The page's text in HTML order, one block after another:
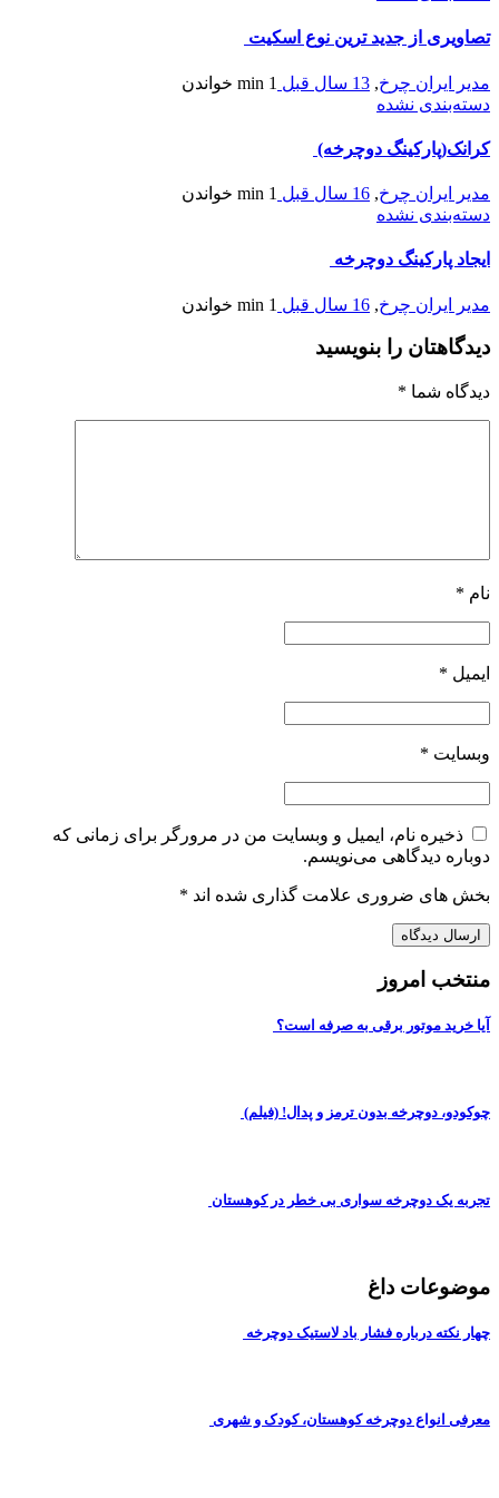
تصاویری از جدید ترین نوع اسکیت
مدیر ایران چرخ, 13 سال قبل 1 min
خواندن
دسته‌بندی نشده
کرانک(پارکینگ دوچرخه)
مدیر ایران چرخ, 16 سال قبل 1 min
خواندن
دسته‌بندی نشده
ایجاد پارکینگ دوچرخه
مدیر ایران چرخ, 16 سال قبل 1 min خواندن
دیدگاهتان را بنویسید
دیدگاه شما *
نام *
ایمیل *
وبسایت *
ذخیره نام، ایمیل و وبسایت من در مرورگر برای زمانی که
دوباره دیدگاهی می‌نویسم.
بخش های ضروری علامت گذاری شده اند *
منتخب امروز
آیا خرید موتور برقی به صرفه است؟
چوکودو، دوچرخه بدون ترمز و پدال! (فیلم)
تجربه یک دوچرخه سواری بی خطر در کوهستان
موضوعات داغ
چهار نکته درباره فشار باد لاستیک دوچرخه
معرفی انواع دوچرخه کوهستان، کودک و شهری